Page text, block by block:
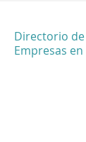
Directorio
Empresas en